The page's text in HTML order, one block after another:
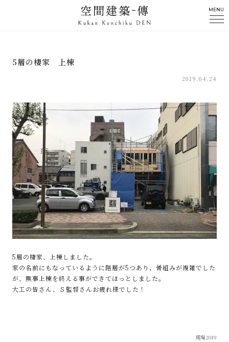
MENU
5層の棲家 上棟
2019.04.24
5層の棲家、上棟しました。
家の名前にもなっているように階層が5つあり、骨組みが複雑でした
が、無事上棟を終える事ができてほっとしました。
大工の皆さん、Ｓ監督さんお疲れ様でした！
現場2019